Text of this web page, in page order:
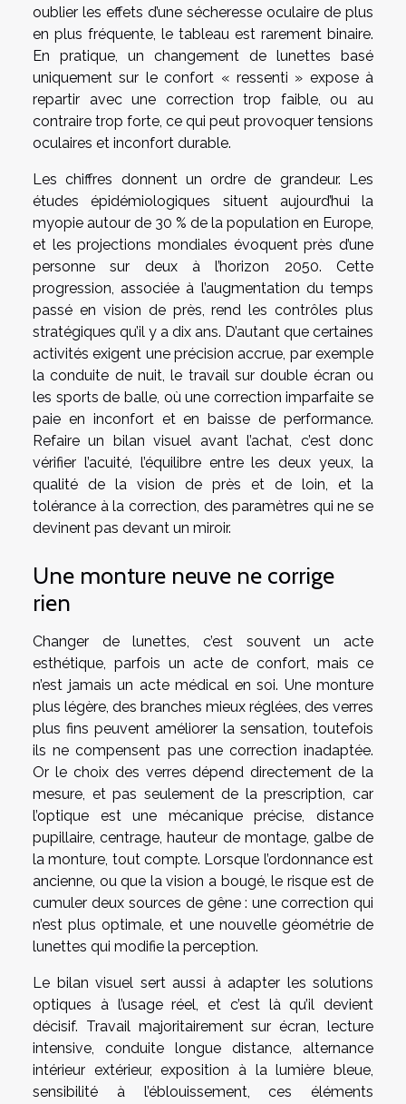
oublier les effets d’une sécheresse oculaire de plus
en plus fréquente, le tableau est rarement binaire.
En pratique, un changement de lunettes basé
uniquement sur le confort « ressenti » expose à
repartir avec une correction trop faible, ou au
contraire trop forte, ce qui peut provoquer tensions
oculaires et inconfort durable.
Les chiffres donnent un ordre de grandeur. Les
études épidémiologiques situent aujourd’hui la
myopie autour de 30 % de la population en Europe,
et les projections mondiales évoquent près d’une
personne sur deux à l’horizon 2050. Cette
progression, associée à l’augmentation du temps
passé en vision de près, rend les contrôles plus
stratégiques qu’il y a dix ans. D’autant que certaines
activités exigent une précision accrue, par exemple
la conduite de nuit, le travail sur double écran ou
les sports de balle, où une correction imparfaite se
paie en inconfort et en baisse de performance.
Refaire un bilan visuel avant l’achat, c’est donc
vérifier l’acuité, l’équilibre entre les deux yeux, la
qualité de la vision de près et de loin, et la
tolérance à la correction, des paramètres qui ne se
devinent pas devant un miroir.
Une monture neuve ne corrige
rien
Changer de lunettes, c’est souvent un acte
esthétique, parfois un acte de confort, mais ce
n’est jamais un acte médical en soi. Une monture
plus légère, des branches mieux réglées, des verres
plus fins peuvent améliorer la sensation, toutefois
ils ne compensent pas une correction inadaptée.
Or le choix des verres dépend directement de la
mesure, et pas seulement de la prescription, car
l’optique est une mécanique précise, distance
pupillaire, centrage, hauteur de montage, galbe de
la monture, tout compte. Lorsque l’ordonnance est
ancienne, ou que la vision a bougé, le risque est de
cumuler deux sources de gêne : une correction qui
n’est plus optimale, et une nouvelle géométrie de
lunettes qui modifie la perception.
Le bilan visuel sert aussi à adapter les solutions
optiques à l’usage réel, et c’est là qu’il devient
décisif. Travail majoritairement sur écran, lecture
intensive, conduite longue distance, alternance
intérieur extérieur, exposition à la lumière bleue,
sensibilité à l’éblouissement, ces éléments